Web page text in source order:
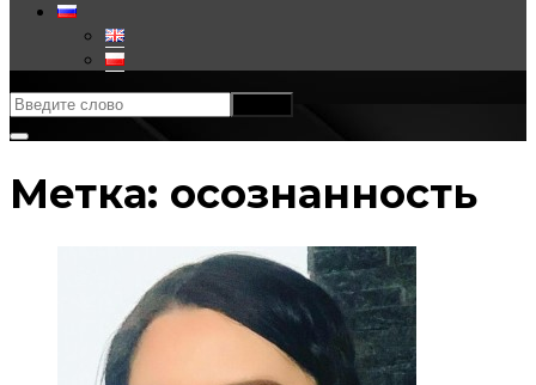
Метка: осознанность